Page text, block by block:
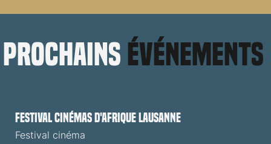
prochains événements
Festival cinémas d'Afrique Lausanne
Festival cinéma